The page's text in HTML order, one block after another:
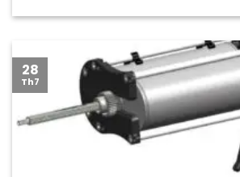
28
Th7